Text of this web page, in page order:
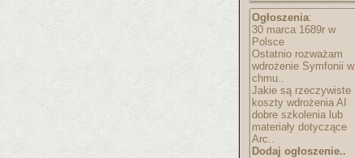
Ogłoszenia:
30 marca 1689r w
Polsce
Ostatnio rozważam
wdrożenie Symfonii w
chmu..
Jakie są rzeczywiste
koszty wdrożenia AI
dobre szkolenia lub
materiały dotyczące
Arc..
Dodaj ogłoszenie..